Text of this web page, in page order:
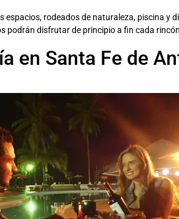
rodeados de naturaleza, piscina y
podrán disfrutar de principio a fin cada
en Santa Fe de